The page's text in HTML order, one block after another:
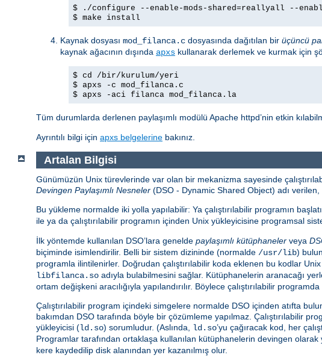
$ ./configure --enable-mods-shared=reallyall --
$ make install
Kaynak dosyası mod_filanca.c dosyasında dağıtılan bir üçüncü
kaynak ağacının dışında apxs kullanarak derlemek ve kurmak için
$ cd /bir/kurulum/yeri
$ apxs -c mod_filanca.c
$ apxs -aci filanca mod_filanca.la
Tüm durumlarda derlenen paylaşımlı modülü Apache httpd’nin etkin
Ayrıntılı bilgi için apxs belgelerine bakınız.
Artalan Bilgisi
Günümüzün Unix türevlerinde var olan bir mekanizma sayesinde
Devingen Paylaşımlı Nesneler (DSO - Dynamic Shared Object) adı
Bu yükleme normalde iki yolla yapılabilir: Ya çalıştırılabilir programın
ile ya da çalıştırılabilir programın içinden Unix yükleyicisine programsal
İlk yöntemde kullanılan DSO’lara genelde paylaşımlı kütüphaneler veya
biçiminde isimlendirilir. Belli bir sistem dizininde (normalde /usr/lib)
programla ilintilenirler. Doğrudan çalıştırılabilir koda eklenen bu kodlar
libfilanca.so adıyla bulabilmesini sağlar. Kütüphanelerin aranacağı
ortam değişkeni aracılığıyla yapılandırılır. Böylece çalıştırılabilir
Çalıştırılabilir program içindeki simgelere normalde DSO içinden atıfta
bakımdan DSO tarafında böyle bir çözümleme yapılmaz. Çalıştırılabilir
yükleyicisi (ld.so) sorumludur. (Aslında, ld.so’yu çağıracak kod, her
Programlar tarafından ortaklaşa kullanılan kütüphanelerin devingen
kere kaydedilip disk alanından yer kazanılmış olur.